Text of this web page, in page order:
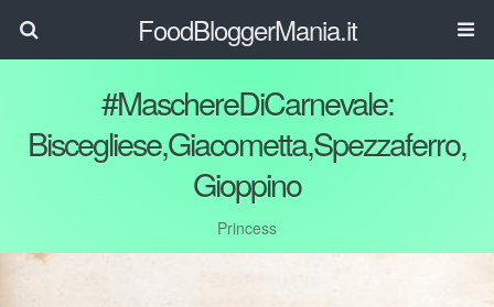
FoodBloggerMania.it
#MaschereDiCarnevale:
Biscegliese,Giacometta,Spezzaferro,
Gioppino
Princess